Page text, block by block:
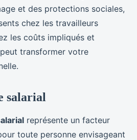
et des protections sociales,
chez les travailleurs
les coûts impliqués et
transformer votre
salarial
représente un facteur
toute personne envisageant